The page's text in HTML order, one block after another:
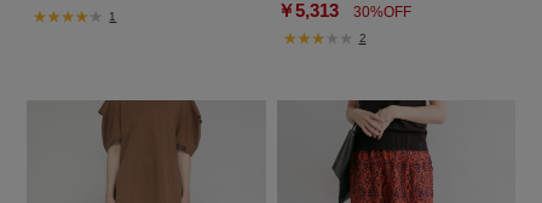
1 ￥5,31330%OFF
2